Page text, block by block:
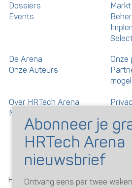
Dossiers
Events
Markt
De Arena
Onze Auteurs
Onze
Over HRTech Arena
Nieuwsbrief
HRTechArena 2026
Ontvang eens per twee